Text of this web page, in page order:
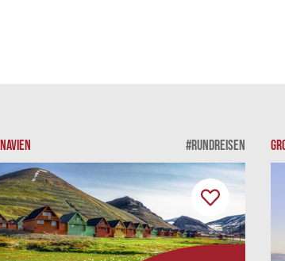
#RUNDREISEN